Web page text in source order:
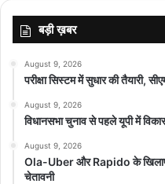
बड़ी ख़बर
August 9, 2026
परीक्षा सिस्टम में सुधार की तैयारी,
August 9, 2026
विधानसभा चुनाव से पहले यूपी में
August 9, 2026
Ola-Uber और Rapido के खिलाफ
चेतावनी